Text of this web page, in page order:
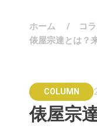
ホーム / コ
俵屋宗達とは？
COLUMN
俵屋宗